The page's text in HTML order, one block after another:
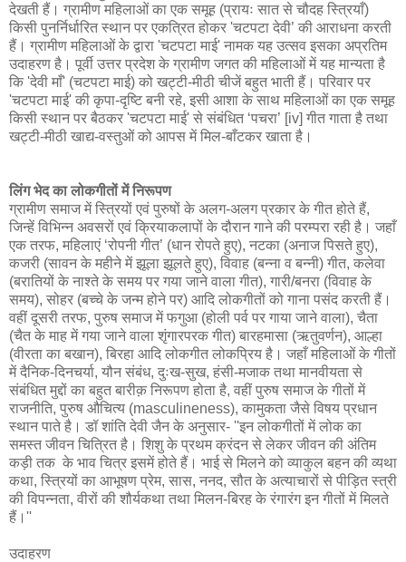
देखती हैं। ग्रामीण महिलाओं का एक समूह (प्रायः सात से चौदह स्त्रियाँ)
किसी पुनर्निर्धारित स्थान पर एकत्रित होकर 'चटपटा देवी’ की आराधना करती
हैं। ग्रामीण महिलाओं के द्वारा 'चटपटा माई' नामक यह उत्सव इसका अप्रतिम
उदाहरण है। पूर्वी उत्तर प्रदेश के ग्रामीण जगत की महिलाओं में यह मान्यता है
कि 'देवी माँ' (चटपटा माई) को खट्टी-मीठी चीजें बहुत भाती हैं। परिवार पर
'चटपटा माई' की कृपा-दृष्टि बनी रहे, इसी आशा के साथ महिलाओं का एक समूह
किसी स्थान पर बैठकर 'चटपटा माई' से संबंधित ‘पचरा’ [iv] गीत गाता है तथा
खट्टी-मीठी खाद्य-वस्तुओं को आपस में मिल-बाँटकर खाता है।
लिंग भेद का लोकगीतों में निरूपण
ग्रामीण समाज में स्त्रियों एवं पुरुषों के अलग-अलग प्रकार के गीत होते हैं,
जिन्हें विभिन्न अवसरों एवं क्रियाकलापों के दौरान गाने की परम्परा रही है। जहाँ
एक तरफ, महिलाएं ‘रोपनी गीत’ (धान रोपते हुए), नटका (अनाज पिसते हुए),
कजरी (सावन के महीने में झूला झूलते हुए), विवाह (बन्ना व बन्नी) गीत, कलेवा
(बरातियों के नाश्ते के समय पर गया जाने वाला गीत), गारी/बनरा (विवाह के
समय), सोहर (बच्चे के जन्म होने पर) आदि लोकगीतों को गाना पसंद करती हैं।
वहीं दूसरी तरफ, पुरुष समाज में फगुआ (होली पर्व पर गाया जाने वाला), चैता
(चैत के माह में गया जाने वाला शृंगारपरक गीत) बारहमासा (ऋतुवर्णन), आल्हा
(वीरता का बखान), बिरहा आदि लोकगीत लोकप्रिय है। जहाँ महिलाओं के गीतों
में दैनिक-दिनचर्या, यौन संबंध, दुःख-सुख, हंसी-मजाक तथा मानवीयता से
संबंधित मुद्दों का बहुत बारीक़ निरूपण होता है, वहीं पुरुष समाज के गीतों में
राजनीति, पुरुष औचित्य (masculineness), कामुकता जैसे विषय प्रधान
स्थान पाते है। डॉ शांति देवी जैन के अनुसार- ''इन लोकगीतों में लोक का
समस्त जीवन चित्रित है। शिशु के प्रथम क्रंदन से लेकर जीवन की अंतिम
कड़ी तक के भाव चित्र इसमें होते हैं। भाई से मिलने को व्याकुल बहन की व्यथा
कथा, स्त्रियों का आभूषण प्रेम, सास, ननद, सौत के अत्याचारों से पीड़ित स्त्री
की विपन्नता, वीरों की शौर्यकथा तथा मिलन-बिरह के रंगारंग इन गीतों में मिलते
हैं।''
उदाहरण